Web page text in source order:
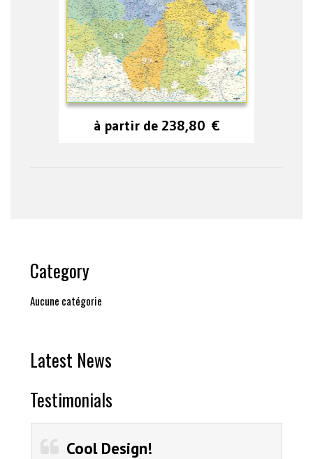
à partir de 238,80 €
Category
Aucune catégorie
Latest News
Testimonials
Cool Design!